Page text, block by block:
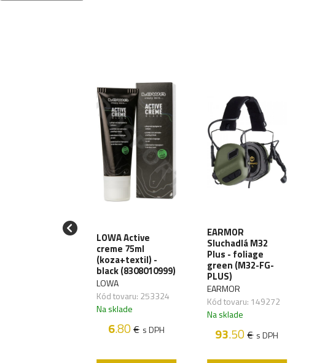
LOWA Active
creme 75ml
(koza+textil) -
black (8308010999)
LOWA
Kód tovaru: 253324
Na sklade
6.80€ s DPH
EARMOR
Sluchadlá M32
Plus - foliage
green (M32-FG-
PLUS)
EARMOR
Kód tovaru: 149272
Na sklade
93.50€ s DPH